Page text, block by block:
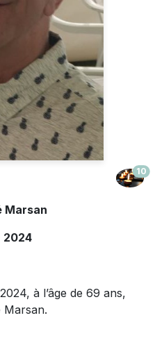
10
Marsan
2024
à l’âge de 69 ans,
Marsan.